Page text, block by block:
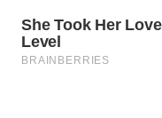
WAHANA
TV